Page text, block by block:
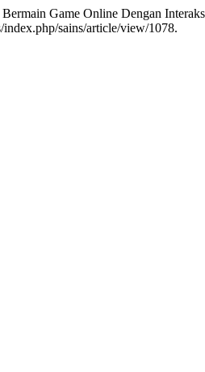
Game Online Dengan
sains/article/view/1078.